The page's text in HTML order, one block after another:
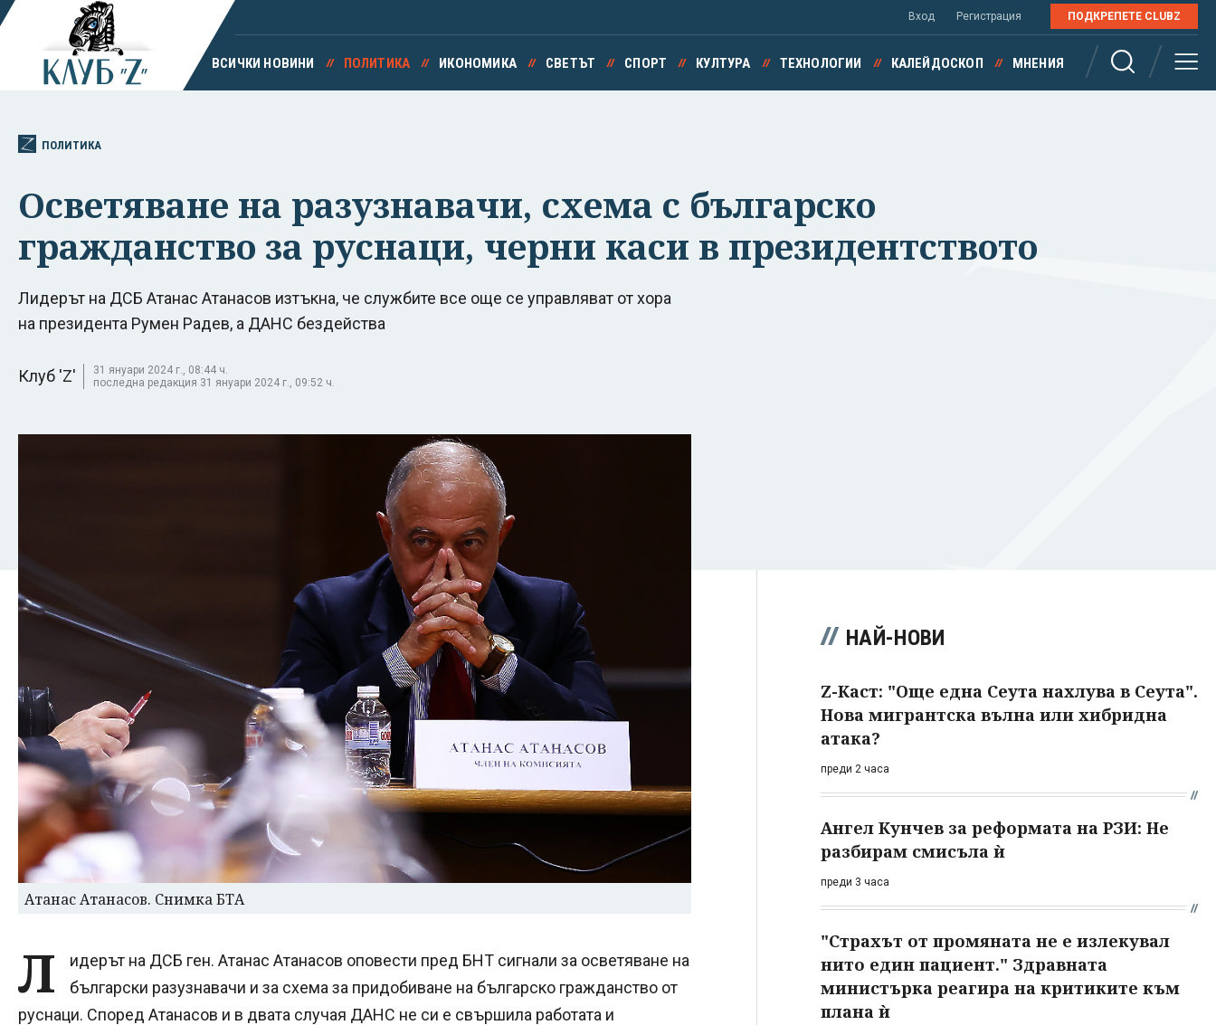
Вход Регистрация ПОДКРЕПЕТЕ CLUBZ
ВСИЧКИ НОВИНИ ПОЛИТИКА ИКОНОМИКА СВЕТЪТ СПОРТ КУЛТУРА ТЕХНОЛОГИИ КАЛЕЙДОСКОП МНЕНИЯ
ПОЛИТИКА
Осветяване на разузнавачи, схема с българско
гражданство за руснаци, черни каси в президентството
Лидерът на ДСБ Атанас Атанасов изтъкна, че службите все още се управляват от хора
на президента Румен Радев, а ДАНС бездейства
Клуб 'Z'
31 януари 2024 г., 08:44 ч.
последна редакция 31 януари 2024 г., 09:52 ч.
Атанас Атанасов. Снимка БТА
Л
идерът на ДСБ ген. Атанас Атанасов оповести пред БНТ сигнали за осветяване на
български разузнавачи и за схема за придобиване на българско гражданство от
руснаци. Според Атанасов и в двата случая ДАНС не си е свършила работата и
НАЙ-НОВИ
Z-Каст: "Още една Сеута нахлува в Сеута".
Нова мигрантска вълна или хибридна
атака?
преди 2 часа
Ангел Кунчев за реформата на РЗИ: Не
разбирам смисъла ѝ
преди 3 часа
"Страхът от промяната не е излекувал
нито един пациент." Здравната
министърка реагира на критиките към
плана ѝ